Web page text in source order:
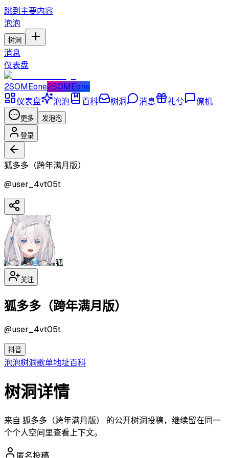
跳到主要内容
泡泡
树洞
消息
仪表盘
2SOMEone2SOMEone
仪表盘
泡泡 百科 树洞 消息 礼兮 僚机
更多 发泡泡
登录
狐多多（跨年满月版）
@user_4vt05t
狐
关注
狐多多（跨年满月版）
@user_4vt05t
抖音
泡泡树洞歌单地址百科
树洞详情
来自 狐多多（跨年满月版） 的公开树洞投稿，继续留在同一
个个人空间里查看上下文。
匿名投稿